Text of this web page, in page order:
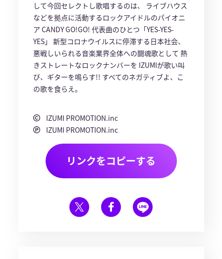
して今回セレクトし歌唱するのは、 ライブハウス
などを拠点に活動するロックアイドルのパイオニ
ア CANDY GO!GO! 代表曲のひとつ「YES-YES-
YES」 新型コロナウイルスに停滞する日本社会、
悪戦しいられる音楽業界全体への闘魂歌として 熱
きストレートなロックナンバーを IZUMIが歌い叫
び、ギターを鳴らす!! すべてのネガティブよ、こ
の歌を食らえ。
IZUMI PROMOTION.inc
IZUMI PROMOTION.inc
リンクをコピーする